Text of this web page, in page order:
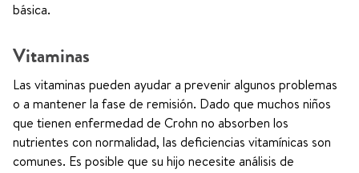
básica.
Vitaminas
Las vitaminas pueden ayudar a prevenir algunos problemas
o a mantener la fase de remisión. Dado que muchos niños
que tienen enfermedad de Crohn no absorben los
nutrientes con normalidad, las deficiencias vitamínicas son
comunes. Es posible que su hijo necesite análisis de